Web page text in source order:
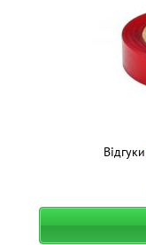
Відгуки